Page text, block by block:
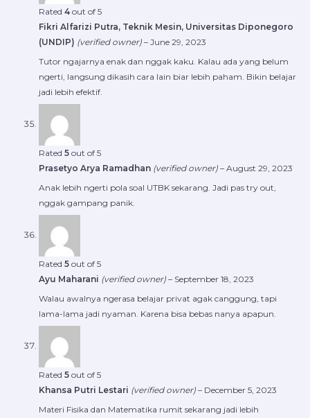
Rated 4 out of 5
Fikri Alfarizi Putra, Teknik Mesin, Universitas Diponegoro
(UNDIP) (verified owner) – June 29, 2023
Tutor ngajarnya enak dan nggak kaku. Kalau ada yang belum
ngerti, langsung dikasih cara lain biar lebih paham. Bikin belajar
jadi lebih efektif.
Rated 5 out of 5
Prasetyo Arya Ramadhan (verified owner) – August 29, 2023
Anak lebih ngerti pola soal UTBK sekarang. Jadi pas try out,
nggak gampang panik.
Rated 5 out of 5
Ayu Maharani (verified owner) – September 18, 2023
Walau awalnya ngerasa belajar privat agak canggung, tapi
lama-lama jadi nyaman. Karena bisa bebas nanya apapun.
Rated 5 out of 5
Khansa Putri Lestari (verified owner) – December 5, 2023
Materi Fisika dan Matematika rumit sekarang jadi lebih